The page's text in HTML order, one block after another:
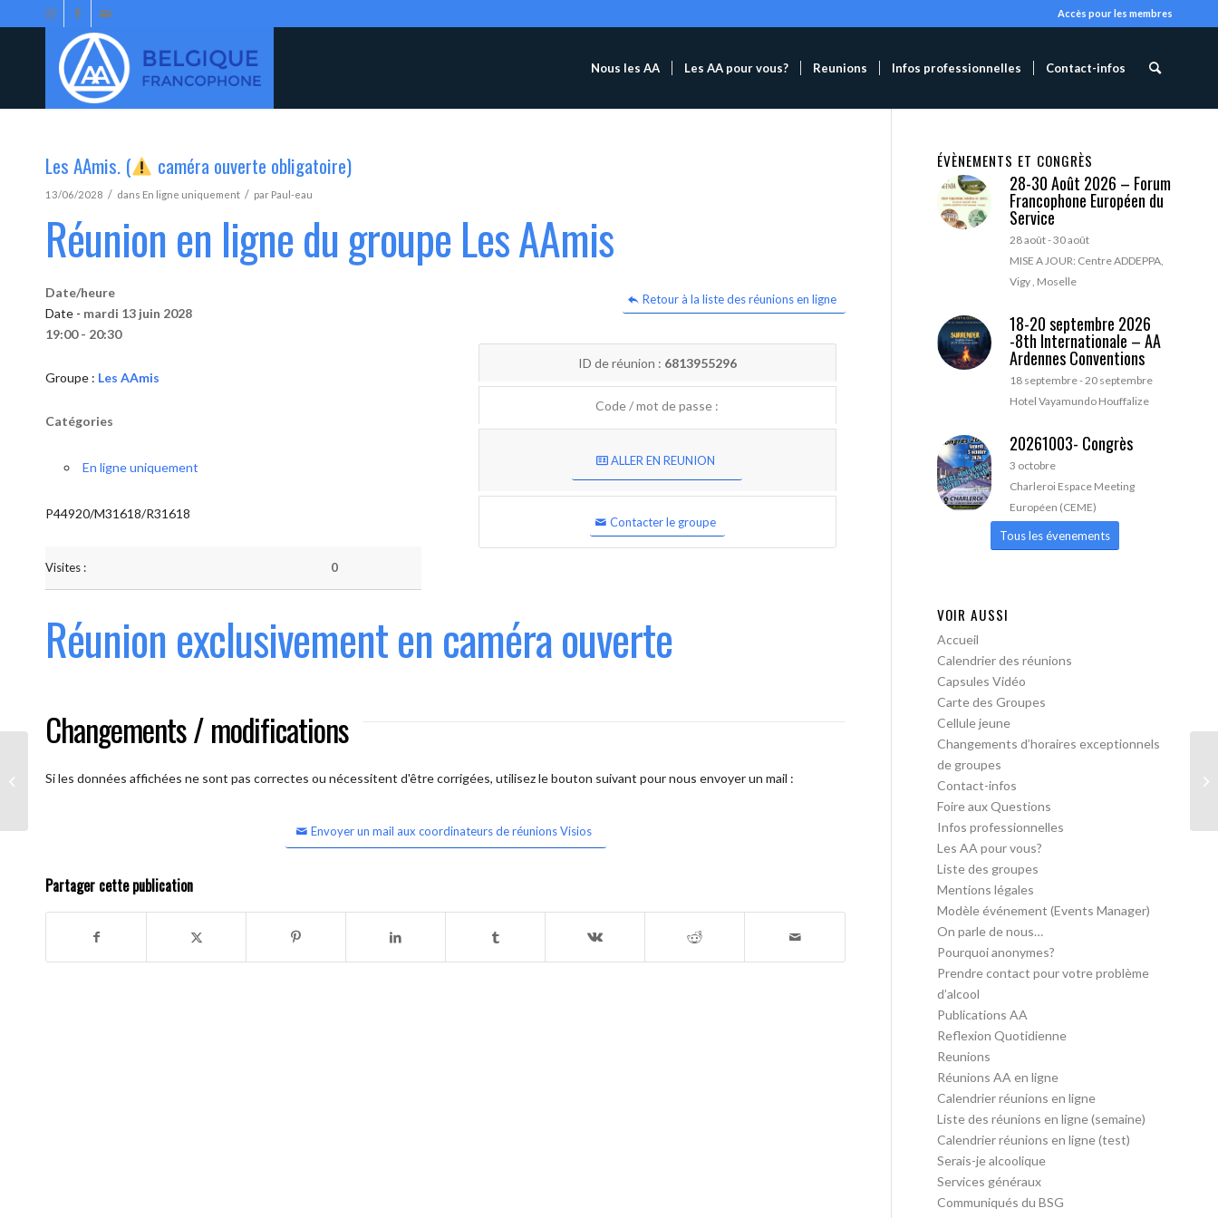
Accès pour les membres
Nous les AA Les AA pour vous? Reunions Infos professionnelles Contact-infos
Les AAmis. ( caméra ouverte obligatoire)
13/06/2028 / dans En ligne uniquement / par Paul-eau
Réunion en ligne du groupe Les AAmis
Retour à la liste des réunions en ligne
Date/heure
Date - mardi 13 juin 2028
19:00 - 20:30
Groupe : Les AAmis
Catégories
En ligne uniquement
P44920/M31618/R31618
Visites : 0
ID de réunion : 6813955296
Code / mot de passe :
ALLER EN REUNION
Contacter le groupe
Réunion exclusivement en caméra ouverte
Changements / modifications
Si les données affichées ne sont pas correctes ou nécessitent d'être corrigées, utilisez le bouton suivant pour nous envoyer un mail :
Envoyer un mail aux coordinateurs de réunions Visios
Partager cette publication
ÉVÈNEMENTS ET CONGRÈS
28-30 Août 2026 – Forum
Francophone Européen du
Service
28 août-30 août
MISE A JOUR: Centre ADDEPPA,
Vigy , Moselle
18-20 septembre 2026
-8th Internationale – AA
Ardennes Conventions
18 septembre-20 septembre
Hotel Vayamundo Houffalize
20261003- Congrès
3 octobre
Charleroi Espace Meeting
Européen (CEME)
Tous les évenements
VOIR AUSSI
Accueil
Calendrier des réunions
Capsules Vidéo
Carte des Groupes
Cellule jeune
Changements d’horaires exceptionnels
de groupes
Contact-infos
Foire aux Questions
Infos professionnelles
Les AA pour vous?
Liste des groupes
Mentions légales
Modèle événement (Events Manager)
On parle de nous…
Pourquoi anonymes?
Prendre contact pour votre problème
d’alcool
Publications AA
Reflexion Quotidienne
Reunions
Réunions AA en ligne
Calendrier réunions en ligne
Liste des réunions en ligne (semaine)
Calendrier réunions en ligne (test)
Serais-je alcoolique
Services généraux
Communiqués du BSG
Les AAmis. (
caméra ouverte